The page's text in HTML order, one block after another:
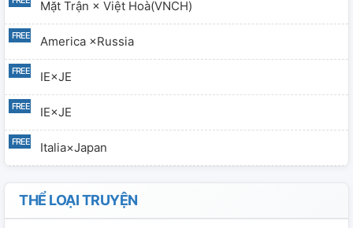
Mặt Trận × Việt Hoà(VNCH)
America ×Russia
IE×JE
IE×JE
Italia×Japan
America×Canada
IE×JE
THỂ LOẠI TRUYỆN